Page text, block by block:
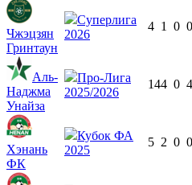
Чжэцзян
Гринтаун
Суперлига
2026
4 1 0 0
Аль-
Наджма
Унайза
Про-Лига
2025/2026
144 0 4
Хэнань
ФК
Кубок ФА
2025
5 2 0 0